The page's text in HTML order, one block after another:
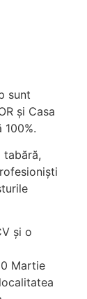
sunt
și Casa
tabără,
și o
Martie